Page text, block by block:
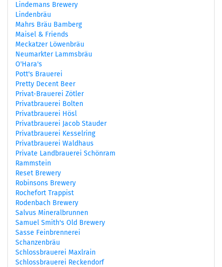
Lindemans Brewery
Lindenbräu
Mahrs Bräu Bamberg
Maisel & Friends
Meckatzer Löwenbräu
Neumarkter Lammsbräu
O'Hara's
Pott's Brauerei
Pretty Decent Beer
Privat-Brauerei Zötler
Privatbrauerei Bolten
Privatbrauerei Hösl
Privatbrauerei Jacob Stauder
Privatbrauerei Kesselring
Privatbrauerei Waldhaus
Private Landbrauerei Schönram
Rammstein
Reset Brewery
Robinsons Brewery
Rochefort Trappist
Rodenbach Brewery
Salvus Mineralbrunnen
Samuel Smith's Old Brewery
Sasse Feinbrennerei
Schanzenbräu
Schlossbrauerei Maxlrain
Schlossbrauerei Reckendorf